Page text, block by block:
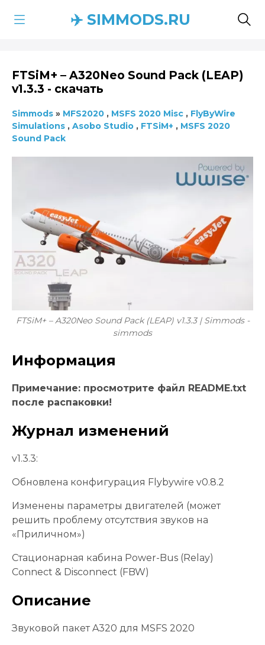
✈️ SIMMODS.RU
FTSiM+ – A320Neo Sound Pack (LEAP)
v1.3.3 - скачать
Simmods » MFS2020 , MSFS 2020 Misc , FlyByWire
Simulations , Asobo Studio , FTSiM+ , MSFS 2020
Sound Pack
FTSiM+ – A320Neo Sound Pack (LEAP) v1.3.3 | Simmods -
simmods
Информация
Примечание: просмотрите файл README.txt
после распаковки!
Журнал изменений
v1.3.3:
Обновлена ​​конфигурация Flybywire v0.8.2
Изменены параметры двигателей (может
решить проблему отсутствия звуков на
«Приличном»)
Стационарная кабина Power-Bus (Relay)
Connect & Disconnect (FBW)
Описание
Звуковой пакет A320 для MSFS 2020